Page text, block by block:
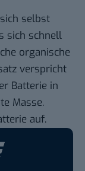
selbst
sich schnell
organische
verspricht
Batterie in
Masse.
auf.